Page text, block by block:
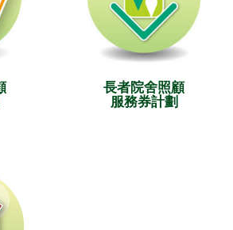
長者院舍照顧
服務券計劃